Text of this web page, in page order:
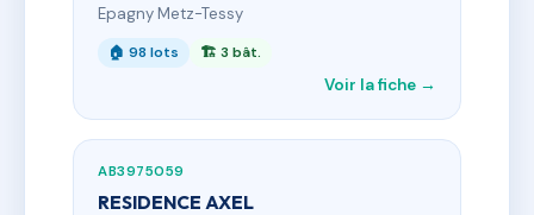
Epagny Metz-Tessy
🏠 98 lots 🏗 3 bât.
Voir la fiche →
AB3975059
RESIDENCE AXEL